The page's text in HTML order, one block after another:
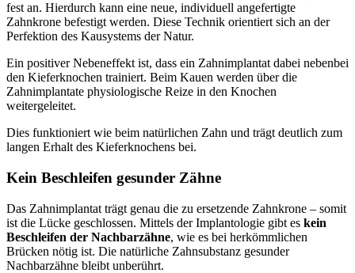
fest an. Hierdurch kann eine neue, individuell angefertigte
Zahnkrone befestigt werden. Diese Technik orientiert sich an der
Perfektion des Kausystems der Natur.
Ein positiver Nebeneffekt ist, dass ein Zahnimplantat dabei nebenbei
den Kieferknochen trainiert. Beim Kauen werden über die
Zahnimplantate physiologische Reize in den Knochen
weitergeleitet.
Dies funktioniert wie beim natürlichen Zahn und trägt deutlich zum
langen Erhalt des Kieferknochens bei.
Kein Beschleifen gesunder Zähne
Das Zahnimplantat trägt genau die zu ersetzende Zahnkrone – somit
ist die Lücke geschlossen. Mittels der Implantologie gibt es kein
Beschleifen der Nachbarzähne, wie es bei herkömmlichen
Brücken nötig ist. Die natürliche Zahnsubstanz gesunder
Nachbarzähne bleibt unberührt.